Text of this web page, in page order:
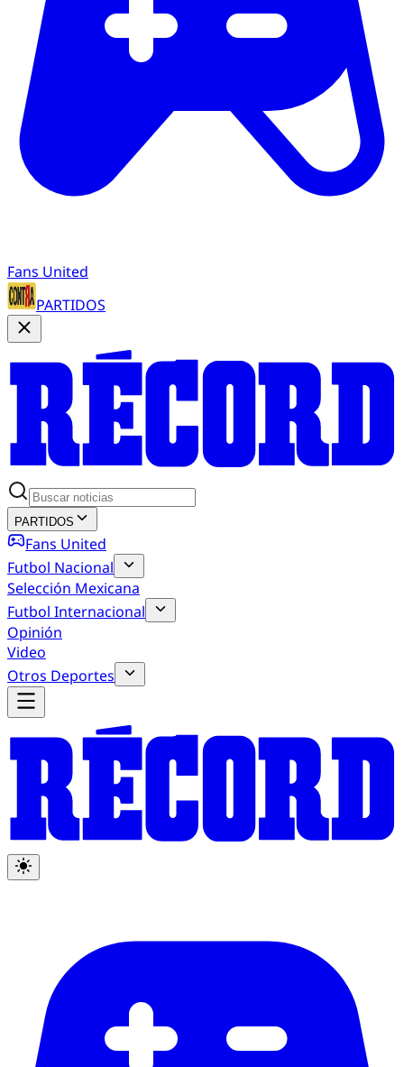
Fans United
PARTIDOS
PARTIDOS
Fans United
Futbol Nacional
Selección Mexicana
Futbol Internacional
Opinión
Video
Otros Deportes